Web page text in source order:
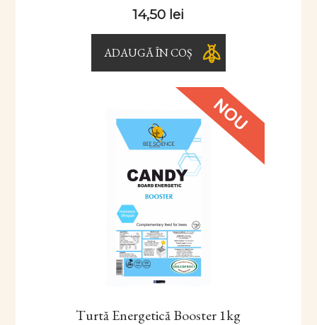
14,50 lei
ADAUGĂ ÎN COȘ
Turtă Energetică Booster 1kg